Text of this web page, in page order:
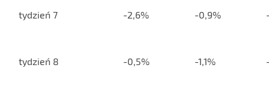
tydzień 7 -2,6% -0,9%
tydzień 8 -0,5% -1,1%